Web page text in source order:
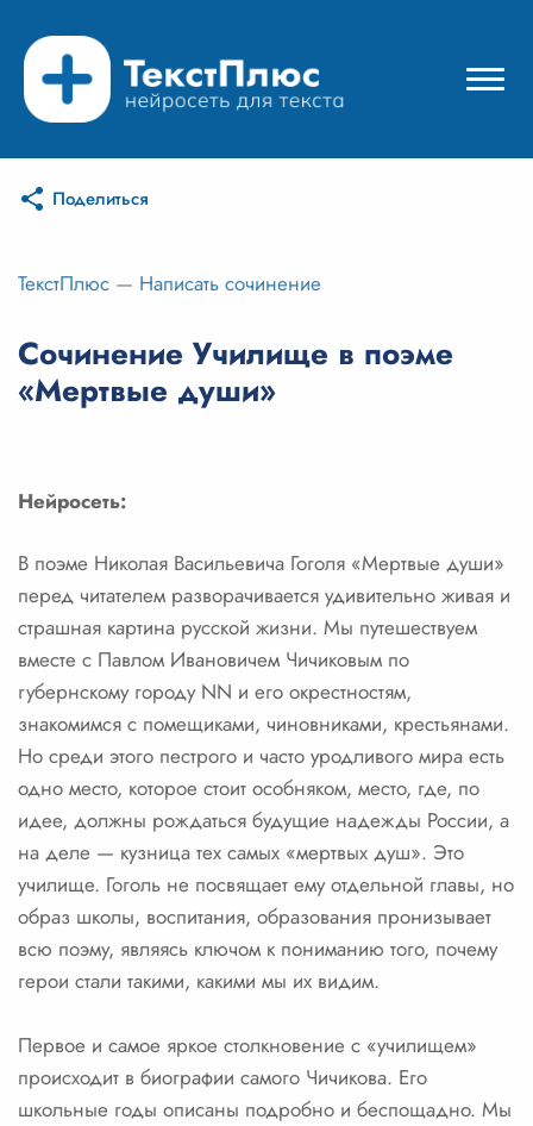
Режимы нейросети
Цены
Вход
Вход с Telegram
Поделиться
ТекстПлюс — Написать сочинение
Сочинение Училище в поэме
«Мертвые души»
Нейросеть:
В поэме Николая Васильевича Гоголя «Мертвые души»
перед читателем разворачивается удивительно живая и
страшная картина русской жизни. Мы путешествуем
вместе с Павлом Ивановичем Чичиковым по
губернскому городу NN и его окрестностям,
знакомимся с помещиками, чиновниками, крестьянами.
Но среди этого пестрого и часто уродливого мира есть
одно место, которое стоит особняком, место, где, по
идее, должны рождаться будущие надежды России, а
на деле — кузница тех самых «мертвых душ». Это
училище. Гоголь не посвящает ему отдельной главы, но
образ школы, воспитания, образования пронизывает
всю поэму, являясь ключом к пониманию того, почему
герои стали такими, какими мы их видим.
Первое и самое яркое столкновение с «училищем»
происходит в биографии самого Чичикова. Его
школьные годы описаны подробно и беспощадно. Мы